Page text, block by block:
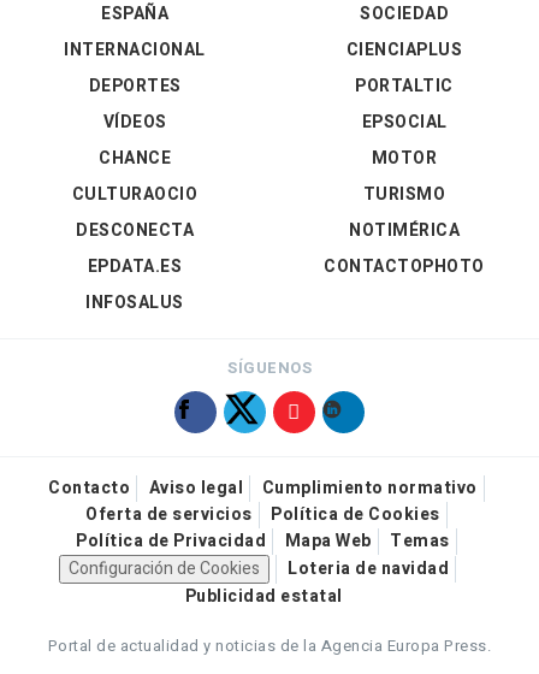
ESPAÑA
INTERNACIONAL
DEPORTES
VÍDEOS
SOCIEDAD
CIENCIAPLUS
PORTALTIC
EPSOCIAL
CHANCE
CULTURAOCIO
DESCONECTA
EPDATA.ES
INFOSALUS
MOTOR
TURISMO
NOTIMÉRICA
CONTACTOPHOTO
SÍGUENOS
Contacto Aviso legal
Cumplimiento normativo
Oferta de servicios
Política de Cookies
Política de Privacidad
Mapa Web
Temas
Configuración de Cookies
Loteria de navidad
Publicidad estatal
Portal de actualidad y noticias de la Agencia Europa Press.